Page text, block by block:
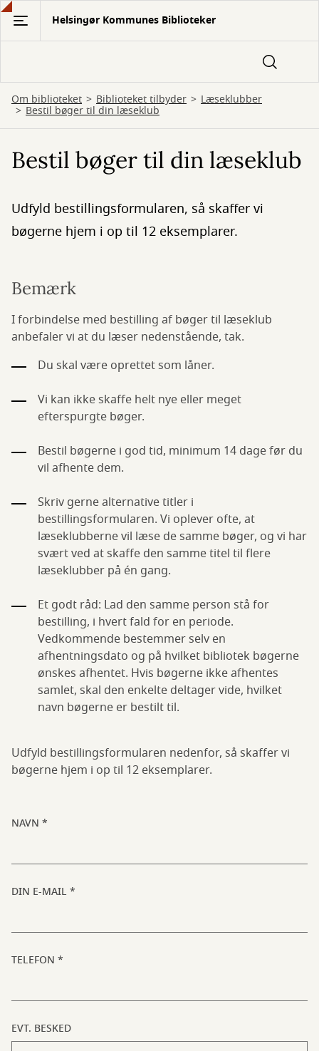
Gå
hovedindhold
Helsingør Kommunes Biblioteker
Om biblioteket Biblioteket tilbyder Læseklubber
Bestil bøger til din læseklub
Bestil bøger til din læseklub
Udfyld bestillingsformularen, så skaffer vi
bøgerne hjem i op til 12 eksemplarer.
Bemærk
I forbindelse med bestilling af bøger til læseklub
anbefaler vi at du læser nedenstående, tak.
Du skal være oprettet som låner.
Vi kan ikke skaffe helt nye eller meget
efterspurgte bøger.
Bestil bøgerne i god tid, minimum 14 dage før du
vil afhente dem.
Skriv gerne alternative titler i
bestillingsformularen. Vi oplever ofte, at
læseklubberne vil læse de samme bøger, og vi har
svært ved at skaffe den samme titel til flere
læseklubber på én gang.
Et godt råd: Lad den samme person stå for
bestilling, i hvert fald for en periode.
Vedkommende bestemmer selv en
afhentningsdato og på hvilket bibliotek bøgerne
ønskes afhentet. Hvis bøgerne ikke afhentes
samlet, skal den enkelte deltager vide, hvilket
navn bøgerne er bestilt til.
Udfyld bestillingsformularen nedenfor, så skaffer vi
bøgerne hjem i op til 12 eksemplarer.
NAVN
DIN E-MAIL
TELEFON
EVT. BESKED